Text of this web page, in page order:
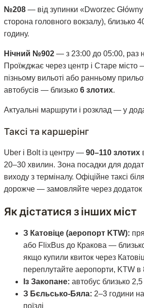
№208 — від зупинки «Dworzec
сторона головного вокзалу), близько
годину.
Нічний №902 — з 23:00 до 05:00, раз
Проїжджає через центр і Старе місто
пізньому вильоті або ранньому
автобусів — близько 6 злотих.
Актуальні маршрути і розклад — у
Таксі та каршерінг
Uber і Bolt із центру — 90–110 злотих
20–30 хвилин. Зона посадки для
виходу з терміналу. Офіційне таксі
дорожче — замовляйте через додаток
Як дістатися з інших міст
З Катовіце (аеропорт KTW):
або FlixBus до Кракова —
якщо купили квиток через
переплутайте аеропорти, KTW в
Із Закопане: автобус близько
З Бєльсько-Бяла: 2–3 години
поїзді